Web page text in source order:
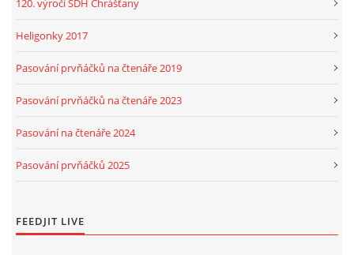
120. výročí SDH Chrášťany
Heligonky 2017
Pasování prvňáčků na čtenáře 2019
Pasování prvňáčků na čtenáře 2023
Pasování na čtenáře 2024
Pasování prvňáčků 2025
FEEDJIT LIVE